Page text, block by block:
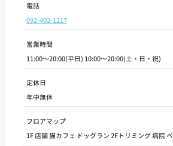
電話
092-402-1217
営業時間
11:00～20:00(平日) 10:00～20:00(土・日・祝)
定休日
年中無休
フロアマップ
1F 店舗 猫カフェ ドッグラン 2Fトリミング 病院